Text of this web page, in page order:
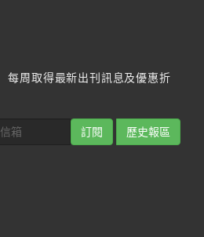
每周取得最新出刊訊息及優惠折
訂閱 歷史報區